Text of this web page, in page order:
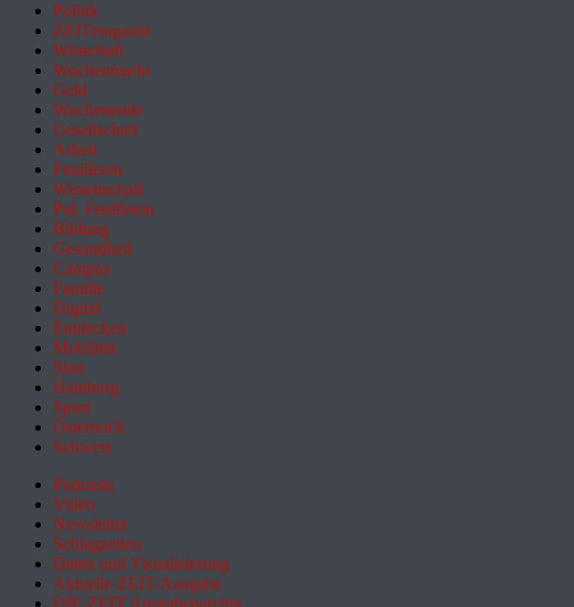
Politik
ZEITmagazin
Wirtschaft
Wochenmarkt
Geld
Wochenende
Gesellschaft
Arbeit
Feuilleton
Wissenschaft
Pol. Feuilleton
Bildung
Gesundheit
Campus
Familie
Digital
Entdecken
Mobilität
Sinn
Hamburg
Sport
Österreich
Schweiz
Podcasts
Video
Newsletter
Schlagzeilen
Daten und Visualisierung
Aktuelle ZEIT-Ausgabe
DIE ZEIT Ausgabenarchiv